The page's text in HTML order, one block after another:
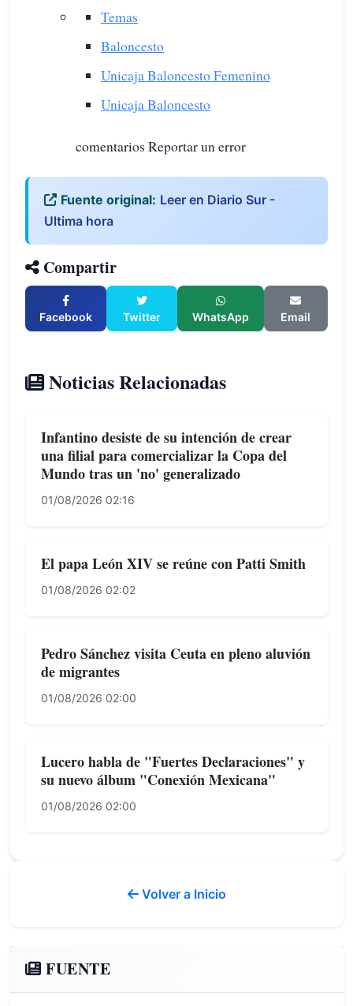
Temas
Baloncesto
Unicaja Baloncesto Femenino
Unicaja Baloncesto
comentarios Reportar un error
Fuente original: Leer en Diario Sur -
Ultima hora
Compartir
Facebook Twitter WhatsApp Email
Noticias Relacionadas
Infantino desiste de su intención de crear
una filial para comercializar la Copa del
Mundo tras un 'no' generalizado
01/08/2026 02:16
El papa León XIV se reúne con Patti Smith
01/08/2026 02:02
Pedro Sánchez visita Ceuta en pleno aluvión
de migrantes
01/08/2026 02:00
Lucero habla de "Fuertes Declaraciones" y
su nuevo álbum "Conexión Mexicana"
01/08/2026 02:00
Volver a Inicio
FUENTE